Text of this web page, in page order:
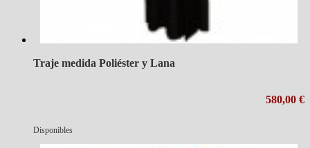
Traje medida Poliéster y Lana
580,00 €
Disponibles